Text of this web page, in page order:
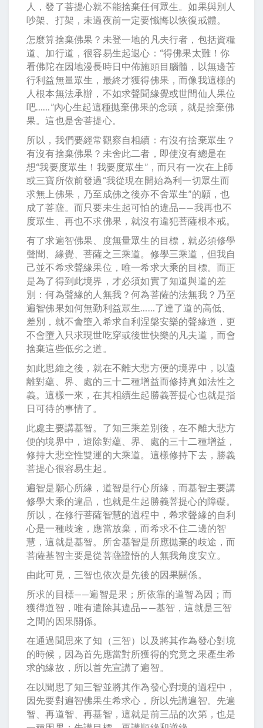
人，發了菩提心就不能捨棄任何眾生。如果與別人
吵架、打架，未過夜前一定要懺悔以恢復戒體。
怎麼算捨棄佛果？未登一地的凡夫行者，包括資糧
道、加行道，很容易生起退心：“得佛果太難！你
看佛陀在因地漫長時日中佈施頭目腦髓，以無邊苦
行利益無量眾生，最終才獲得佛果，而像我這樣的
人根本無法承辦，不如求聲聞緣覺或世間仙人果位
吧……”內心生起這種拋棄佛果的念頭，就是捨棄佛
果。這也是舍菩提心。
所以，我們要經常觀察自相續：有沒有捨棄眾生？
有沒有捨棄佛果？未舍此二者，即使沒有總是在
想“我要度眾生！我要度眾生”，而只有一次在上師
或三寶所依前發過“我從現在開始為利一切眾生而
求無上佛果，乃至成佛之後亦不舍眾生”的願，也
成了菩薩。而只要未生起可怕的違品——我再也不
度眾生、再也不求佛果，就沒有違犯菩薩根本戒。
有了求遍智佛果、度無量眾生的目標，就必須修學
聲聞、緣覺、菩薩之三乘道。修學三乘道，但我自
己並不希求聲緣果位，唯一希求大乘的目標。而正
是為了得到此境界，才必須如實了知道與道的差
別：何為聲緣的人無我？何為菩薩的法無我？乃至
遍智佛果如何無勤利益眾生……了達了道的高低、
差別，就不會墮入希求自利涅槃安樂的聲緣道，更
不會墮入只求現世吃穿或後世快樂的凡夫道，而會
捨棄這些低劣之道。
如此思維之後，就在不離大悲方便的境界中，以遠
離對蘊、界、處的三十二種增益而修持真如法性之
義。這樣一來，在其相續生起勝義菩提心也就是指
日可待的事情了。
此處主要講基智。了知三乘差別後，在不離大悲方
便的境界中，遣除對蘊、界、處的三十二種增益，
修持大悲空性雙運的大乘道。這樣修持下去，勝義
菩提心很容易生起。
遍智是願心所緣，道智是行心所緣，而基智主要講
修學大乘的違品，也就是生起勝義菩提心的障礙。
所以，在修行菩薩智慧的過程中，希求聲緣的自利
心是一種歧途，應當放棄，而希求不住二邊的智
慧，這就是基智。所舍基智是所應拋棄的歧途，而
菩薩基智主要是從菩薩證悟的人無我角度安立。
由此可見，三智也依次是先後的因果關係。
所求的目標——遍智是果；所依靠的道智為因；而
獲得道智，唯有遣除其違品——基智，這就是三智
之間的因果關係。
在通過聞思來了知（三智）以及將其作為發心對境
的時候，因為首先應當對所獲得的究竟之果產生希
求的緣故，所以首先宣講了遍智。
在以聞思了知三智並將其作為發心對境的過程中，
因先要對遍智佛果生希求心，所以先講遍智。先遍
智、再道智、再基智，這就是前三品的次第，也是